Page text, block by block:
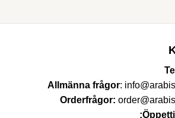
Allmänna frågor:
Orderfrågor: